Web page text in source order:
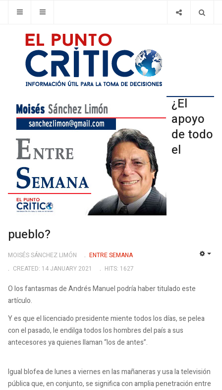
¿El
apoyo
de todo
el
pueblo?
MOISÉS SÁNCHEZ LIMÓN
ENTRE SEMANA
CREATED: 14 JANUARY 2021
HITS: 1627
O los fantasmas de Andrés Manuel podría haber titulado este
artículo.
Y es que el licenciado presidente miente todos los días, se pelea
con el pasado, le endilga todos los hombres del país a sus
antecesores ya quienes llaman “los de antes”.
Igual blofea de lunes a viernes en las mañaneras y usa la televisión
pública que, en conjunto, se significa con amplia penetración entre